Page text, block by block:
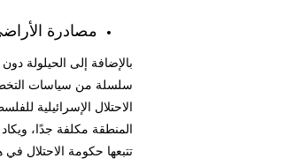
مصادرة
بالإضافة إلى الحيلولة
سلسلة من سياسات
المنطقة مكلفة جدًا،
تتبعها حكومة الاحتلال